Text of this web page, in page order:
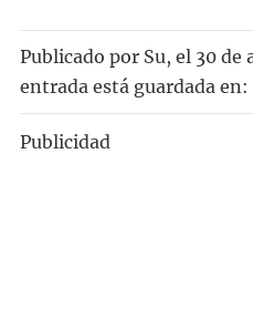
Publicado por Su, el 30 de
entrada está guardada en:
Publicidad